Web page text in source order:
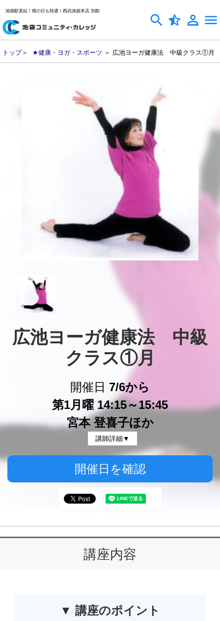
池袋駅直結！雨の日も快適！西武池袋本店 別館
トップ＞ ★健康・ヨガ・スポーツ ＞ 広池ヨーガ健康法 中級クラス①月
広池ヨーガ健康法　中級
クラス①月
開催日 7/6から
第1月曜 14:15～15:45
宮本 登喜子ほか
講師詳細▼
開催日を確認
講座内容
▼ 講座のポイント